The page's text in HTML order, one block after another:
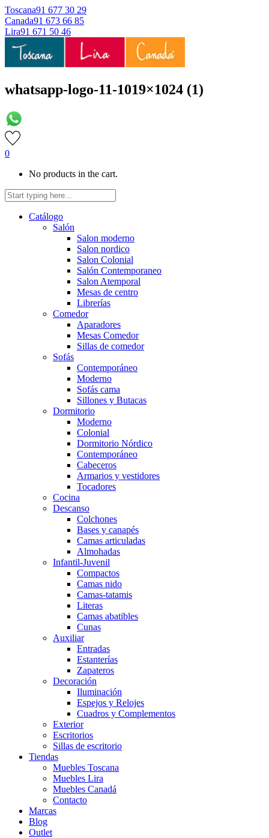
Toscana91 677 30 29
Canada91 673 66 85
Lira91 671 50 46
whatsapp-logo-11-1019×1024 (1)
0
No products in the cart.
Catálogo
Salón
Salon moderno
Salon nordico
Salon Colonial
Salón Contemporaneo
Salon Atemporal
Mesas de centro
Librerías
Comedor
Aparadores
Mesas Comedor
Sillas de comedor
Sofás
Contemporáneo
Moderno
Sofás cama
Sillones y Butacas
Dormitorio
Moderno
Colonial
Dormitorio Nórdico
Contemporáneo
Cabeceros
Armarios y vestidores
Tocadores
Cocina
Descanso
Colchones
Bases y canapés
Camas articuladas
Almohadas
Infantil-Juvenil
Compactos
Camas nido
Camas-tatamis
Literas
Camas abatibles
Cunas
Auxiliar
Entradas
Estanterías
Zapateros
Decoración
Iluminación
Espejos y Relojes
Cuadros y Complementos
Exterior
Escritorios
Sillas de escritorio
Tiendas
Muebles Toscana
Muebles Lira
Muebles Canadá
Contacto
Marcas
Blog
Outlet